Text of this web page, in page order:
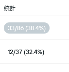
統計
33/86 (38.4%)
12/37 (32.4%)